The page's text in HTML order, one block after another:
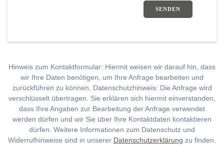
BITTE LASSE DIESES FELD
Hinweis zum Kontaktformular: Hiermit weisen wir darauf hin, dass
wir Ihre Daten benötigen, um Ihre Anfrage bearbeiten und
zurückführen zu können. Datenschutzhinweis: Die Anfrage wird
verschlüsselt übertragen. Sie erklären sich hiermit einverstanden,
dass Ihre Angaben zur Bearbeitung der Anfrage verwendet
werden dürfen und wir Sie über Ihre Kontaktdaten kontaktieren
dürfen. Weitere Informationen zum Datenschutz und
Widerrufhinweise sind in unserer Datenschutzerklärung zu finden.